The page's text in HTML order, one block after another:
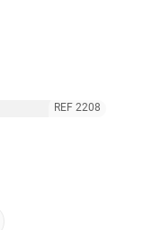
REF 2208